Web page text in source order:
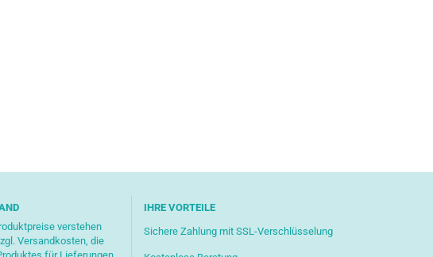
verstehen
Versandkosten, die
IHRE VORTEILE
Sichere Zahlung mit SSL-Verschlüsselung